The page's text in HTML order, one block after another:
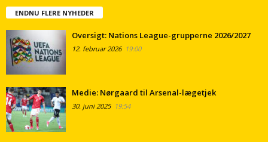
ENDNU FLERE NYHEDER
Oversigt: Nations League-grupperne 2026/2027
12. februar 202619:00
Medie: Nørgaard til Arsenal-lægetjek
30. juni 202519:54